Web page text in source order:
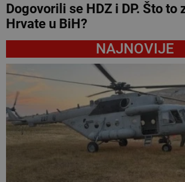
Dogovorili se HDZ i DP. Što to
Hrvate u BiH?
NAJNOVIJE